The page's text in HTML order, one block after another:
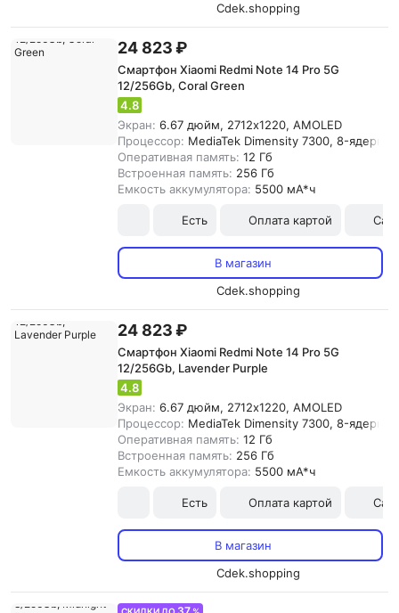
Cdek.shopping
24 823 ₽
Смартфон Xiaomi Redmi Note 14 Pro 5G
12/256Gb, Coral Green
4.8
Экран: 6.67 дюйм, 2712x1220, AMOLED
Процессор: MediaTek Dimensity 7300, 8-ядерный
Оперативная память: 12 Гб
Встроенная память: 256 Гб
Емкость аккумулятора: 5500 мА*ч
Есть Оплата картой
В магазин
Cdek.shopping
24 823 ₽
Смартфон Xiaomi Redmi Note 14 Pro 5G
12/256Gb, Lavender Purple
4.8
Экран: 6.67 дюйм, 2712x1220, AMOLED
Процессор: MediaTek Dimensity 7300, 8-ядерный
Оперативная память: 12 Гб
Встроенная память: 256 Гб
Емкость аккумулятора: 5500 мА*ч
Есть Оплата картой
В магазин
Cdek.shopping